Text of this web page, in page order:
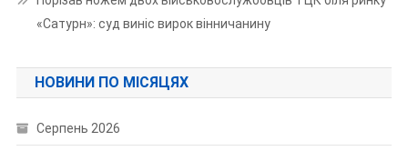
«Сатурн»: суд виніс вирок вінничанину
НОВИНИ ПО МІСЯЦЯХ
Серпень 2026